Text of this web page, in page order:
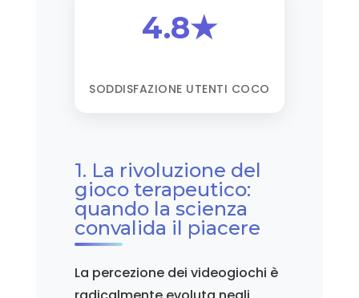
4.8★
SODDISFAZIONE UTENTI COCO
1. La rivoluzione del
gioco terapeutico:
quando la scienza
convalida il piacere
La percezione dei videogiochi è